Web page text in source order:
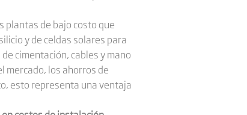
plantas de bajo costo que
y de celdas solares para
cimentación, cables y mano
mercado, los ahorros de
esto representa una ventaja